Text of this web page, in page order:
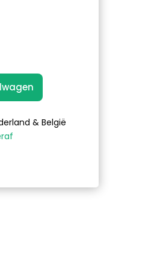
e
i
& België